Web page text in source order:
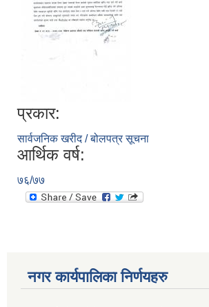
प्रकार:
सार्वजनिक खरीद / बोलपत्र सूचना
आर्थिक वर्ष:
७६/७७
नगर कार्यपालिका निर्णयहरु